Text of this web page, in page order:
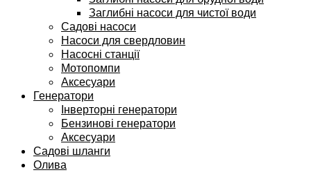
Заглибні насоси для чистої води
Садові насоси
Насоси для свердловин
Насосні станції
Мотопомпи
Аксесуари
Генератори
Інверторні генератори
Бензинові генератори
Аксесуари
Садові шланги
Олива